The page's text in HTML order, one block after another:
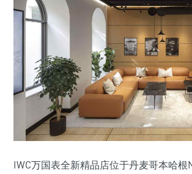
IWC万国表全新精品店位于丹麦哥本哈根